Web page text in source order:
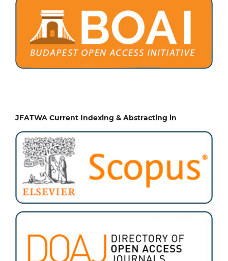
JFATWA Current Indexing & Abstracting in